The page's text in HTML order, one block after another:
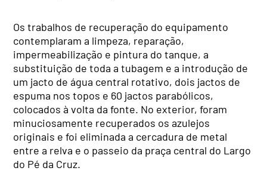
Os trabalhos de recuperação do equipamento
contemplaram a limpeza, reparação,
impermeabilização e pintura do tanque, a
substituição de toda a tubagem e a introdução de
um jacto de água central rotativo, dois jactos de
espuma nos topos e 60 jactos parabólicos,
colocados à volta da fonte. No exterior, foram
minuciosamente recuperados os azulejos
originais e foi eliminada a cercadura de metal
entre a relva e o passeio da praça central do Largo
do Pé da Cruz.